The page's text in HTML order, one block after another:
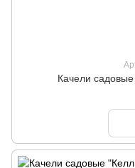
Качели